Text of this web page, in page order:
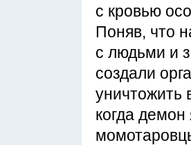
с кровью
Поняв, что
с людьми и
создали
уничтожить
когда демон